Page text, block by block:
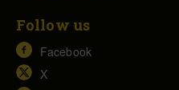
Follow us
Facebook
X